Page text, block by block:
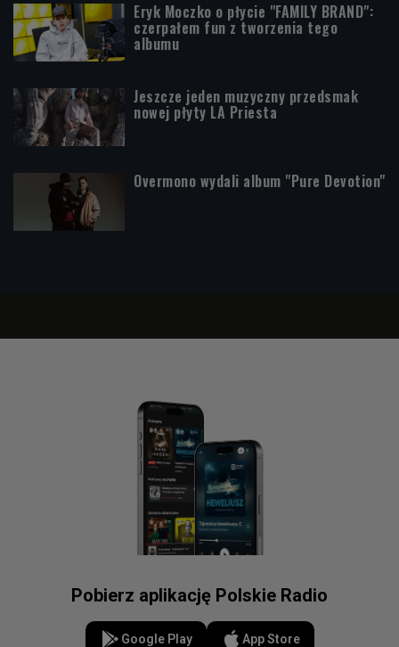
Eryk Moczko o płycie "FAMILY BRAND":
czerpałem fun z tworzenia tego
albumu
Jeszcze jeden muzyczny przedsmak
nowej płyty LA Priesta
Overmono wydali album "Pure Devotion"
Pobierz aplikację Polskie Radio
Google Play App Store